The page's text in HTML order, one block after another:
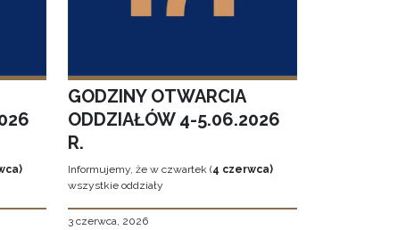
GODZINY OTWARCIA
ODDZIAŁÓW 4-5.06.2026
R.
Informujemy, że w czwartek (4 czerwca)
wszystkie oddziały
3 czerwca, 2026